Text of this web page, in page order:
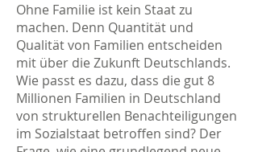
Ohne Familie ist kein Staat zu
machen. Denn Quantität und
Qualität von Familien entscheiden
mit über die Zukunft Deutschlands.
Wie passt es dazu, dass die gut 8
Millionen Familien in Deutschland
von strukturellen Benachteiligungen
im Sozialstaat betroffen sind? Der